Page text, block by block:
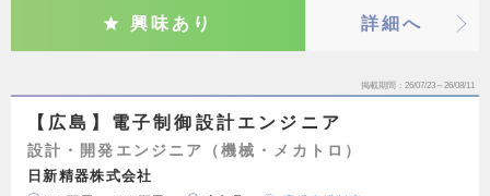
興味あり 詳細へ
掲載期間 26/07/23～26/08/11
【広島】電子制御設計エンジニア
設計・開発エンジニア（機械・メカトロ）
日新精器株式会社